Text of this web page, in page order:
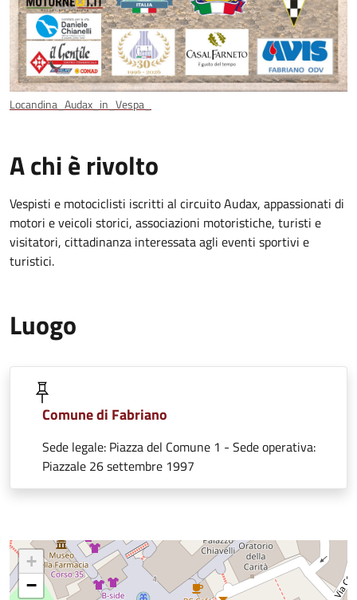
Locandina_Audax_in_Vespa_
A chi è rivolto
Vespisti e motociclisti iscritti al circuito Audax, appassionati di
motori e veicoli storici, associazioni motoristiche, turisti e
visitatori, cittadinanza interessata agli eventi sportivi e
turistici.
Luogo
Comune di Fabriano
Sede legale: Piazza del Comune 1 - Sede operativa:
Piazzale 26 settembre 1997
+
−